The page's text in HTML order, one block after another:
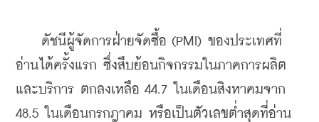
ดัชนีผู้จัดการฝ่ายจัดซื้อ (PMI) ของประเทศที่
อ่านได้ครั้งแรก ซึ่งสืบย้อนกิจกรรมในภาคการผลิต
และบริการ ตกลงเหลือ 44.7 ในเดือนสิงหาคมจาก
48.5 ในเดือนกรกฎาคม หรือเป็นตัวเลขต่ำสุดที่อ่าน